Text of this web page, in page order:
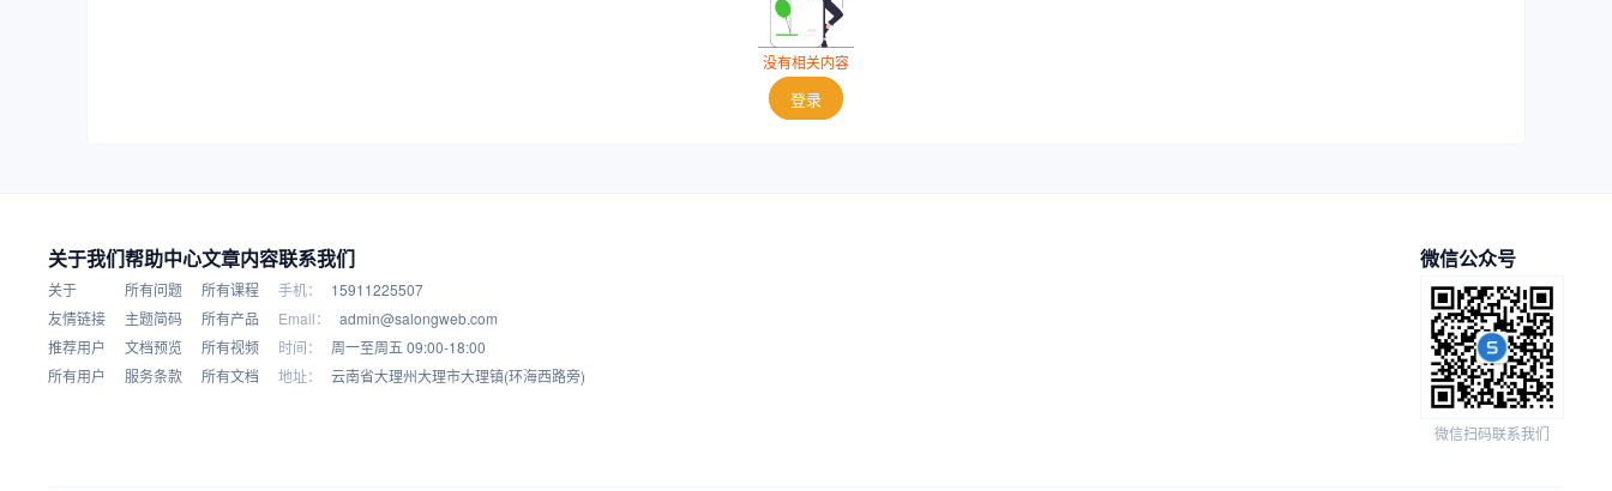
没有相关内容
登录
关于我们
关于
友情链接
推荐用户
所有用户
帮助中心
所有问题
主题简码
文档预览
服务条款
文章内容
所有课程
所有产品
所有视频
所有文档
联系我们
手机：
15911225507
Email：
admin@salongweb.com
时间：
周一至周五 09:00-18:00
地址：
云南省大理州大理市大理镇(环海西路旁)
微信公众号
微信扫码联系我们